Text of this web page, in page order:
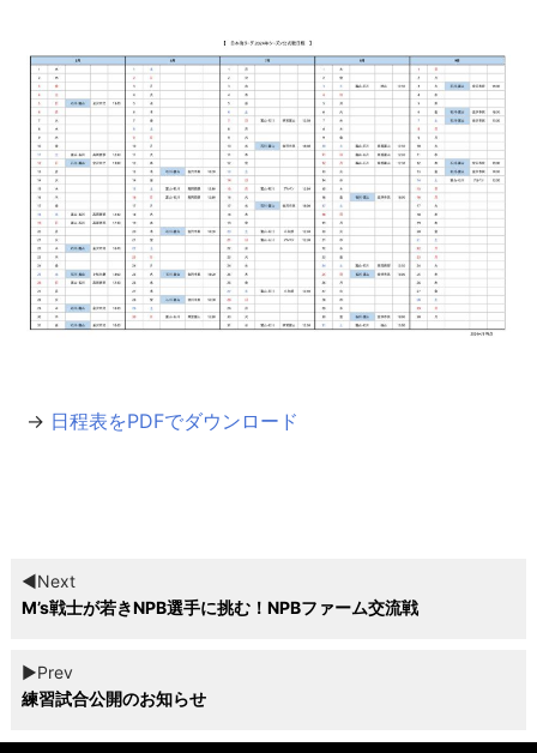
→ 日程表をPDFでダウンロード
◀︎Next
M’s戦士が若きNPB選手に挑む！NPBファーム交流戦
▶︎Prev
練習試合公開のお知らせ